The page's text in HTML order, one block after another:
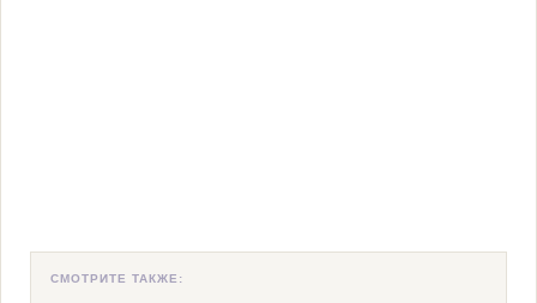
СМОТРИТЕ ТАКЖЕ: